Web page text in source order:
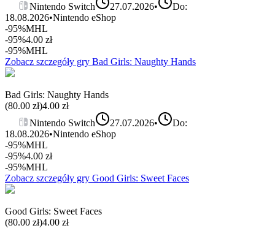
Nintendo Switch
27.07.2026•
Do:
18.08.2026•Nintendo eShop
-95%MHL
-95%4.00 zł
-95%MHL
Zobacz szczegóły gry Bad Girls: Naughty Hands
Bad Girls: Naughty Hands
(80.00 zł)4.00 zł
Nintendo Switch
27.07.2026•
Do:
18.08.2026•Nintendo eShop
-95%MHL
-95%4.00 zł
-95%MHL
Zobacz szczegóły gry Good Girls: Sweet Faces
Good Girls: Sweet Faces
(80.00 zł)4.00 zł